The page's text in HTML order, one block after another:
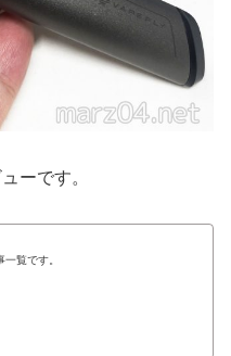
ーです。
一覧です。